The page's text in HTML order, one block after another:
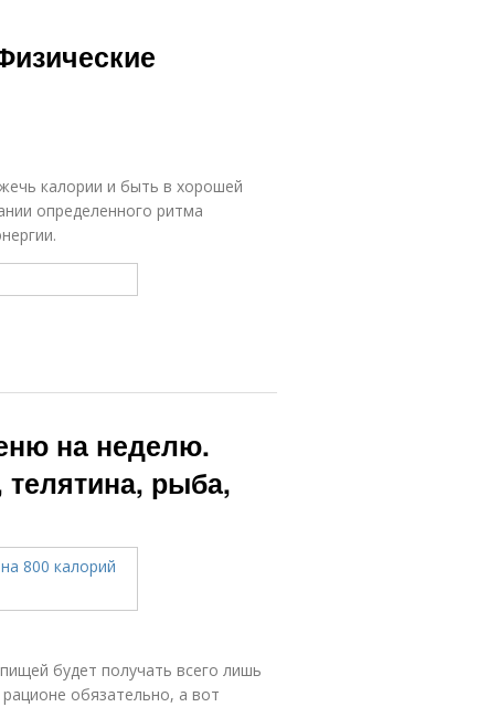
калории и быть в хорошей
определенного ритма
на неделю.
телятина, рыба,
будет получать всего лишь
обязательно, а вот